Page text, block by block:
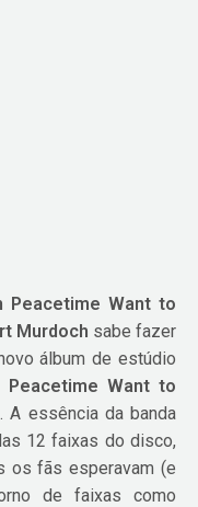
Peacetime Want to
Murdoch sabe fazer
álbum de estúdio
Peacetime Want to
essência da banda
12 faixas do disco,
os fãs esperavam (e
de faixas como